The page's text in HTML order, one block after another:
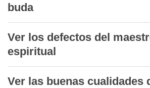
buda
Ver los defectos del
espiritual
Ver las buenas cualidades